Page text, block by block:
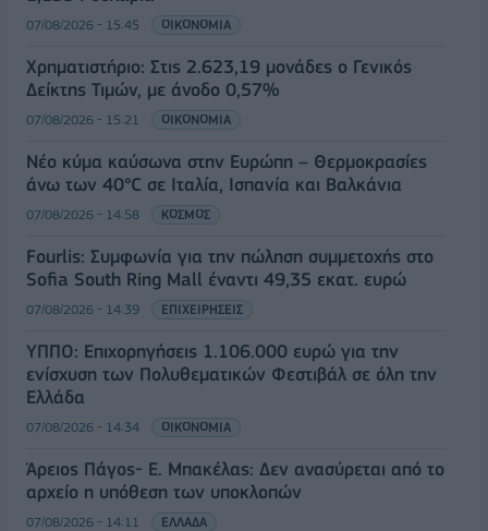
07/08/2026 - 15:45 ΟΙΚΟΝΟΜΙΑ
Χρηματιστήριο: Στις 2.623,19 μονάδες ο Γενικός
Δείκτης Τιμών, με άνοδο 0,57%
07/08/2026 - 15:21 ΟΙΚΟΝΟΜΙΑ
Νέο κύμα καύσωνα στην Ευρώπη – Θερμοκρασίες
άνω των 40°C σε Ιταλία, Ισπανία και Βαλκάνια
07/08/2026 - 14:58 ΚΟΣΜΟΣ
Fourlis: Συμφωνία για την πώληση συμμετοχής στο
Sofia South Ring Mall έναντι 49,35 εκατ. ευρώ
07/08/2026 - 14:39 ΕΠΙΧΕΙΡΗΣΕΙΣ
ΥΠΠΟ: Επιχορηγήσεις 1.106.000 ευρώ για την
ενίσχυση των Πολυθεματικών Φεστιβάλ σε όλη την
Ελλάδα
07/08/2026 - 14:34 ΟΙΚΟΝΟΜΙΑ
Άρειος Πάγος- Ε. Μπακέλας: Δεν ανασύρεται από το
αρχείο η υπόθεση των υποκλοπών
07/08/2026 - 14:11 ΕΛΛΑΔΑ